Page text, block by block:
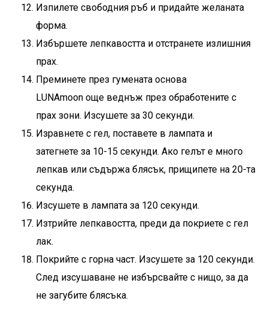
Изпилете свободния ръб и придайте желаната
форма.
Избършете лепкавостта и отстранете излишния
прах.
Преминете през гумената основа
LUNAmoon още веднъж през обработените с
прах зони. Изсушете за 30 секунди.
Изравнете с гел, поставете в лампата и
затегнете за 10-15 секунди. Ако гелът е много
лепкав или съдържа блясък, прищипете на 20-та
секунда.
Изсушете в лампата за 120 секунди.
Изтрийте лепкавостта, преди да покриете с гел
лак.
Покрийте с горна част. Изсушете за 120 секунди.
След изсушаване не избърсвайте с нищо, за да
не загубите блясъка.